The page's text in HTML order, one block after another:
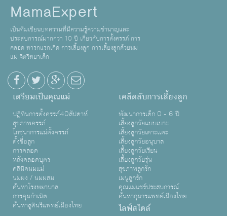
MamaExpert
เป็นทีมเขียนบทความที่มีความรู้ความชำนาญและ
ประสบการณ์มากกว่า 10 ปี เกี่ยวกับการตั้งครรภ์ การ
คลอด ทารกแรกเกิด การเลี้ยงลูก การเลี้ยงลูกด้วยนม
แม่ จิตวิทยาเด็ก
เตรียมเป็นคุณแม่
ปฏิทินการตั้งครรภ์40สัปดาห์
สุขภาพครรภ์
โภชนาการแม่ตั้งครรภ์
ตั้งชื่อลูก
การคลอด
หลังคลอดบุตร
คลินิคนมแม่
นมผง / นมผสม
ค้นหาโรงพยาบาล
การคุมกำเนิด
ค้นหาสูตินรีแพทย์เมืองไทย
เคล็ดลับการเลี้ยงลูก
พัฒนาการเด็ก 0 - 6 ปี
เลี้ยงลูกวัยแบบเบาะ
เลี้ยงลูกวัยเตาะเเตะ
เลี้ยงลูกวัยอนุบาล
เลี้ยงลูกวัยเรียน
เลี้ยงลูกวัยรุ่น
สุขภาพลูกรัก
เมนูลูกรัก
คุณแม่แชร์ประสบการณ์
ค้นหากุมารแพทย์เมืองไทย
ไลฟ์สไตล์